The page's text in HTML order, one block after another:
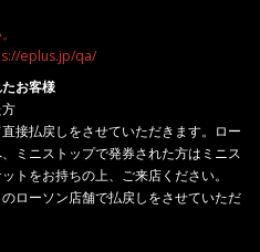
eplus.jp/qa/
お客様
接払戻しをさせていただきます。ロー
ミニストップで発券された方はミニス
トをお持ちの上、ご来店ください。
ローソン店舗で払戻しをさせていただ